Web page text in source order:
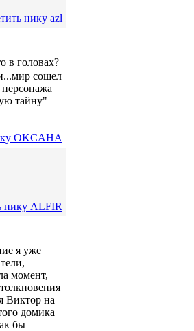
в головах?
сошел
тайну"
я уже
момент,
Виктор на
домика
бы